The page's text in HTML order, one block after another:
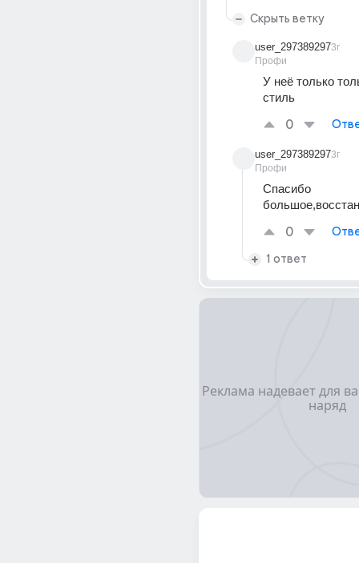
Скрыть ветку
user_297389297
Профи
3г
У неё только
стиль
0
user_297389297
Профи
3г
Спасибо
0
1 ответ